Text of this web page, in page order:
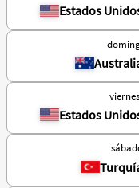
Estados
Estados